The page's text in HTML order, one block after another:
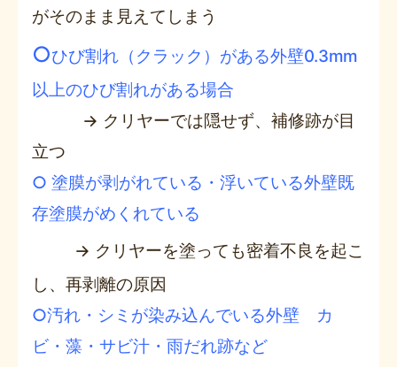
がそのまま見えてしまう
○ひび割れ（クラック）がある外壁0.3mm
以上のひび割れがある場合
→ クリヤーでは隠せず、補修跡が目
立つ
○ 塗膜が剥がれている・浮いている外壁既
存塗膜がめくれている
→ クリヤーを塗っても密着不良を起こ
し、再剥離の原因
○汚れ・シミが染み込んでいる外壁 カ
ビ・藻・サビ汁・雨だれ跡など